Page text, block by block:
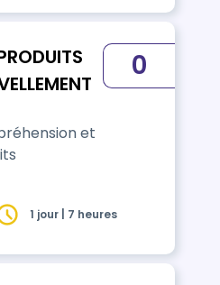
et
0
1 jour | 7 heures